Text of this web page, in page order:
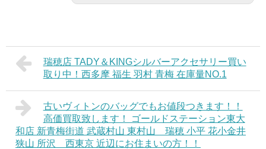
瑞穂店 TADY＆KINGシルバーアクセサリー買い
取り中！西多摩 福生 羽村 青梅 在庫量NO.1
古いヴィトンのバッグでもお値段つきます！！
高価買取致します！ ゴールドステーション東大
和店 新青梅街道 武蔵村山 東村山 瑞穂 小平 花小金井
狭山 所沢 西東京 近辺にお住まいの方！！